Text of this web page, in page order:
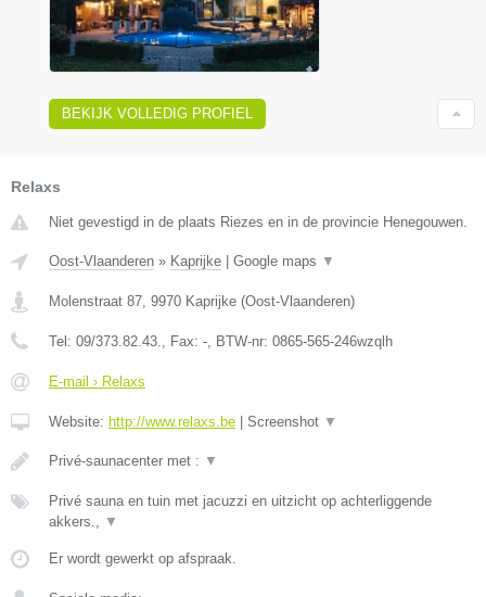
BEKIJK VOLLEDIG PROFIEL
Relaxs
Niet gevestigd in de plaats Riezes en in de provincie Henegouwen.
Oost-Vlaanderen » Kaprijke | Google maps ▼
Molenstraat 87 9970 Kaprijke (Oost-Vlaanderen)
Tel: 09/373.82.43. , Fax: - , BTW-nr: 0865-565-246wzqlh
E-mail › Relaxs
Website: http://www.relaxs.be | Screenshot ▼
Privé-saunacenter met : ▼
Privé sauna en tuin met jacuzzi en uitzicht op achterliggende
akkers.,
▼
Er wordt gewerkt op afspraak.